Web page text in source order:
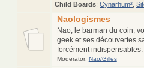
Child Boards: Cynarhum²
Naologismes
Nao, le barman du coin,
geek et ses découvertes
forcément indispensables.
Moderator: Nao/Gilles